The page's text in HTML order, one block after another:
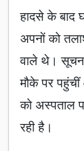
हादसे के बाद
अपनों को
वाले थे।
मौके पर
को अस्पताल
रही है।